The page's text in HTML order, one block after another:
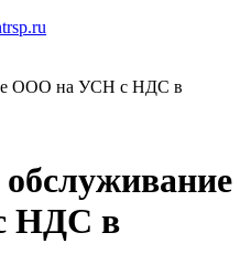
ООО на УСН с НДС в
обслуживание
НДС в